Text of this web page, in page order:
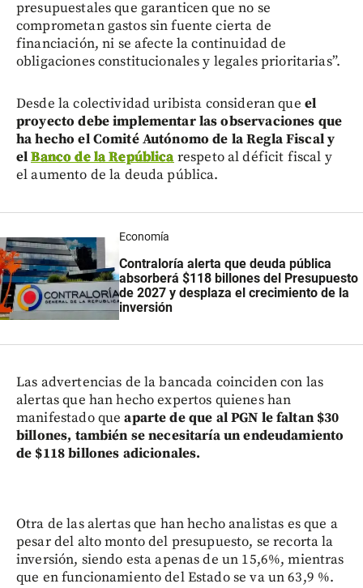
presupuestales que garanticen que no se
comprometan gastos sin fuente cierta de
financiación, ni se afecte la continuidad de
obligaciones constitucionales y legales prioritarias”.
Desde la colectividad uribista consideran que el
proyecto debe implementar las observaciones que
ha hecho el Comité Autónomo de la Regla Fiscal y
elBanco de la República respeto al déficit fiscal y
el aumento de la deuda pública.
Economía
Contraloría alerta que deuda pública
absorberá $118 billones del Presupuesto
de 2027 y desplaza el crecimiento de la
inversión
Las advertencias de la bancada coinciden con las
alertas que han hecho expertos quienes han
manifestado queaparte de que al PGN le faltan $30
billones, también se necesitaría un endeudamiento
de $118 billones adicionales.
Otra de las alertas que han hecho analistas es que a
pesar del alto monto del presupuesto, se recorta la
inversión, siendo esta apenas de un 15,6%, mientras
que en funcionamiento del Estado se va un 63,9 %.